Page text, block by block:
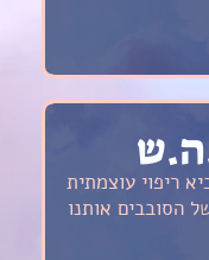
ריפוי עוצמתית
הסובבים אותנו